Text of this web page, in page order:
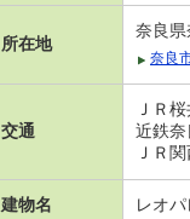
所在地
奈良
奈良
交通
ＪＲ
近鉄
ＪＲ
建物名 レオ